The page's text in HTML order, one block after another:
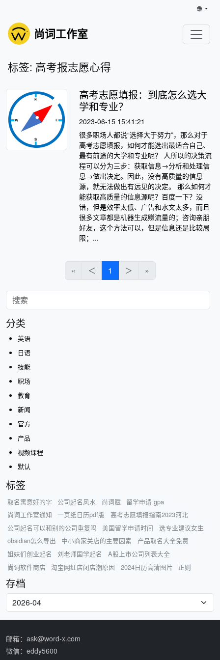
尚词工作室
标签: 高考报志愿心得
高考志愿填报：到底怎么选大
学和专业？
2023-06-15 15:41:21
很多职场人都说“选择大于努力”，那么对于
高考志愿填报，如何才能选出最适合自己、
最有前途的大学和专业呢？ 人所以的决策流
程可以分为三步：获取信息→分析和处理信
息→做出决定。因此，没有高质量的信息
源，就无法做出有远见的决定。 那么如何才
能获取高质量的信息源呢？百度一下？没
错，但是效率太低、广告和水文太多，而且
很多文章都是机器生成赚流量的；咨询亲朋
好友，这个方法可以，但是信息还是比较局
限；...
« ＜ 1 ＞ »
分类
英语
日语
技能
职场
教育
新闻
官方
产品
视频课程
默认
标签
取名寓意好的字 公司起名风水 尚词赋
留学申请 gpa
尚词工作室通知
一页纸日历pdf版
高考志愿填报指南2023河北
公司起名可以和别的公司重复吗
美国留学申请时间
选专业建议女生
obsidian怎么导出
中小商家关店的主要因素
产品取名大全免费
姐妹们创业起名
刘老师国学起名
A股上市公司列表大全
尚词软件商店
淘宝网红店闭店潮原因 2024日历高清图片 正则
存档
邮箱：ask@word-x.com
微信：eddy5600